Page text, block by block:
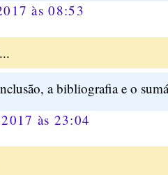
às 08:53
a bibliografia e o
às 23:04